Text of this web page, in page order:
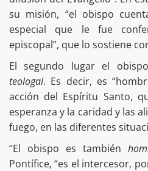
su misión, “el obispo
especial que le fue
episcopal”, que lo sostiene
El segundo lugar el
teologal. Es decir, es
acción del Espíritu Santo,
esperanza y la caridad y las
fuego, en las diferentes
“El obispo es también
Pontífice, “es el intercesor,